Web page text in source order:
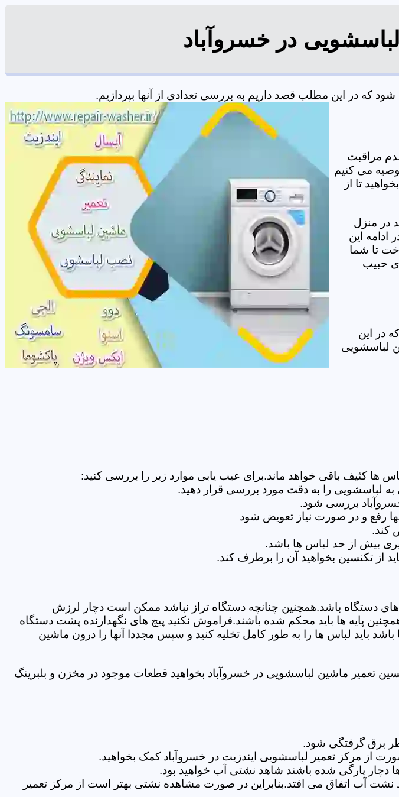
در خسروآباد
که در این مطلب قصد داریم به بررسی تعدادی از آنها بپردازیم.
مراقبت
می کنیم
تا از
در منزل
این
تا شما
حضور تکنسین در منزل نداشته باشید. 09109131734 آقای حبیب
در این
لباسشویی
کثیف باقی خواهد ماند.برای عیب یابی موارد زیر را بررسی کنید:
لباسشویی را به دقت مورد بررسی قرار دهید.
بررسی شود.
رفع و در صورت نیاز تعویض شود
کند.
بیش از حد لباس ها باشد.
تکنسین بخواهید آن را برطرف کند.
دستگاه باشد.همچنین چنانچه دستگاه تراز نباشد ممکن است دچار لرزش
پایه ها باید محکم شده باشند.فراموش نکنید پیچ های نگهدارنده پشت دستگاه
باید لباس ها را به طور کامل تخلیه کنید و سپس مجددا آنها را درون ماشین
تعمیر ماشین لباسشویی در خسروآباد بخواهید قطعات موجود در مخزن و بلبرینگ
برق گرفتگی شود.
از مرکز تعمیر لباسشویی ایندزیت در خسروآباد کمک بخواهید.
پارگی شده باشند شاهد نشتی آب خواهید بود.
نشت آب اتفاق می افتد.بنابراین در صورت مشاهده نشتی بهتر است از مرکز تعمیر